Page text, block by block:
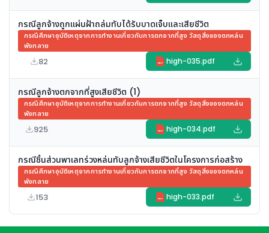
กรณีลูกจ้างถูกแผ่นฝ้าถล่มทับได้รับบาดเจ็บและเสียชีวิต
กรณีศึกษาอุบัติเหตุจากการทำงานเกี่ยวกับการตกจากที่สูง วัสดุสิ่งของตกหล่น
พังทลาย
82 PDF high-035.pdf
กรณีลูกจ้างตกจากที่สูงเสียชีวิต (1)
กรณีศึกษาอุบัติเหตุจากการทำงานเกี่ยวกับการตกจากที่สูง วัสดุสิ่งของตกหล่น
พังทลาย
925 PDF high-034.pdf
กรณีชิ้นส่วนพาเลทร่วงหล่นทับลูกจ้างเสียชีวิตในโครงการก่อสร้าง
กรณีศึกษาอุบัติเหตุจากการทำงานเกี่ยวกับการตกจากที่สูง วัสดุสิ่งของตกหล่น
พังทลาย
153 PDF high-033.pdf